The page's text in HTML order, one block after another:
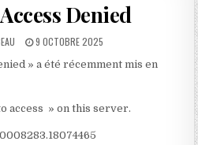
Denied
PUBLISHED
9 OCTOBRE 2025
» a été récemment mis en
access » on this server.